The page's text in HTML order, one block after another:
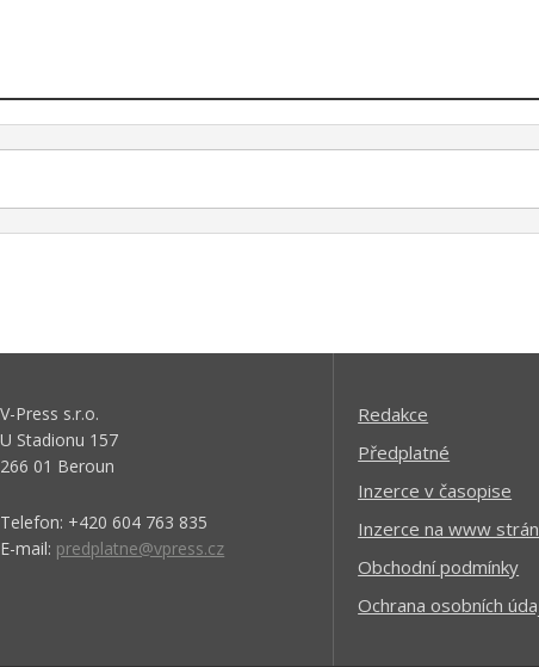
V-Press s.r.o.
U Stadionu 157
266 01 Beroun
Telefon: +420 604 763 835
E-mail: predplatne@vpress.cz
Redakce
Předplatné
Inzerce v časopise
Inzerce na www
Obchodní podmínky
Ochrana osobních